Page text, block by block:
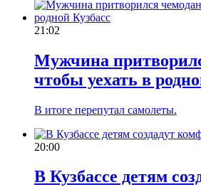
21:02
Мужчина
чтобы уехать в
В итоге перепутал самолеты.
20:00
В Кузбассе детям